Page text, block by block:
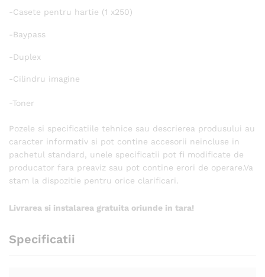
-Casete pentru hartie (1 x250)
-Baypass
-Duplex
-Cilindru imagine
-Toner
Pozele si specificatiile tehnice sau descrierea produsului au
caracter informativ si pot contine accesorii neincluse in
pachetul standard, unele specificatii pot fi modificate de
producator fara preaviz sau pot contine erori de operare.Va
stam la dispozitie pentru orice clarificari.
Livrarea si instalarea gratuita oriunde in tara!
Specificatii